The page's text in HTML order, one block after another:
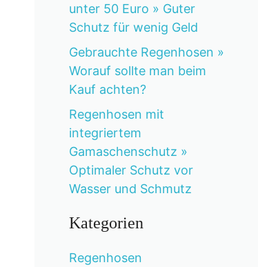
unter 50 Euro » Guter
Schutz für wenig Geld
Gebrauchte Regenhosen »
Worauf sollte man beim
Kauf achten?
Regenhosen mit
integriertem
Gamaschenschutz »
Optimaler Schutz vor
Wasser und Schmutz
Kategorien
Regenhosen